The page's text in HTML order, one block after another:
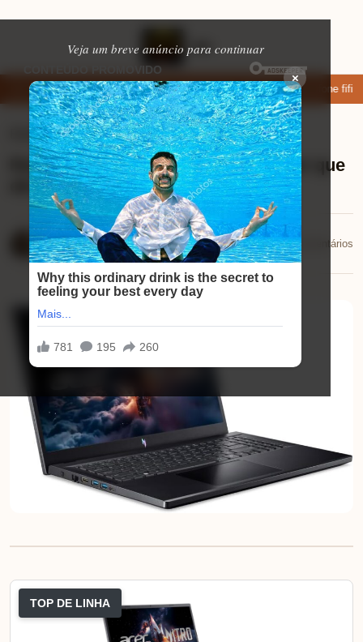
Veja um breve anúncio para continuar
×
apps de namoro que permitem enviar fotos e vídeos Microfone fifine
Eletrônicos ⏱ 9 min de leitura
Review Acer Nitro V15: descubra por que
ele é o sonho de gamers!
Mariana Souza
10/12/2025
📅 10/12/2025💬 0 comentários
TOP DE LINHA